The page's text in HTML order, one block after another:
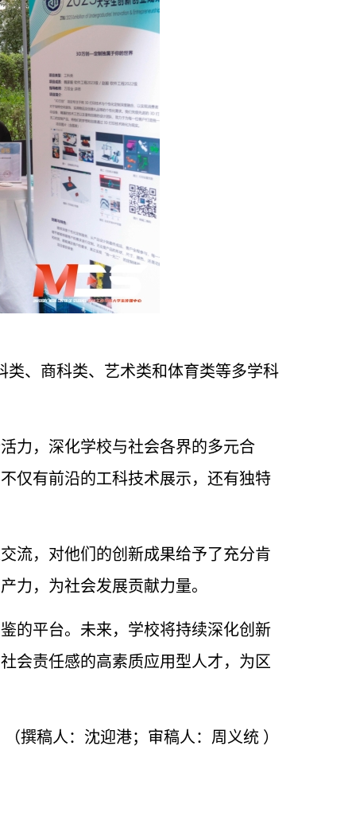
、商科类、艺术类和体育类等多学科
力， 深化学校与社会各界的多元合
仅有前沿的工科技术展示，还有独特
流，对他们的创新成果给予了充分肯
力，为社会发展贡献力量。
的平台。未来， 学校将持续深化创新
会责任感的高素质应用型人才，为区
（撰稿人：沈迎港；审稿人：周义统 ）